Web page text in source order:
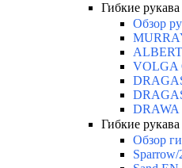
Гибкие
Обзор
ALBERT
VOLGA
DRAWA
Гибкие
Обзор